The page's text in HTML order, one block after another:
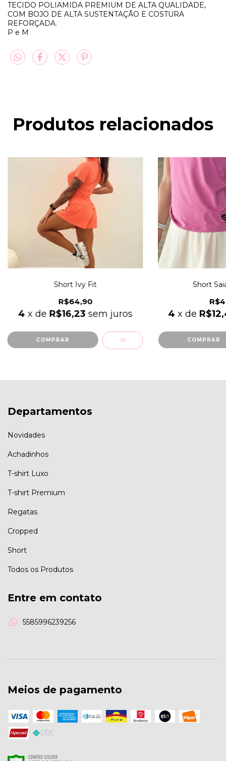
TECIDO POLIAMIDA PREMIUM DE ALTA QUALIDADE,
COM BOJO DE ALTA SUSTENTAÇÃO E COSTURA
REFORÇADA.
P e M
Produtos relacionados
Short Ivy Fit
R$64,90
4 x de R$16,23 sem juros
COMPRAR
Short
4 x de
COMPRAR
Departamentos
Novidades
Achadinhos
T-shirt Luxo
T-shirt Premium
Regatas
Cropped
Short
Todos os Produtos
Entre em contato
5585996239256
Meios de pagamento